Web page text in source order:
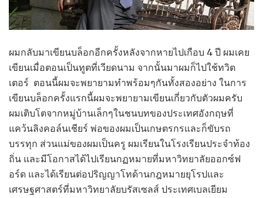
ผมกลับมาเขียนบล็อกอีกครั้งหลังจากหายไปเกือบ 4 ปี ผมเคย
เขียนเมื่อตอนเป็นทูตที่เวียดนาม จากนั้นมาผมก็ไปใช้ทวิต
เตอร์ ตอนนี้ผมจะพยายามทำพร้อมๆกันทั้งสองอย่าง ในการ
เขียนบล็อกครั้งแรกนี้ผมจะพยายามเขียนเกี่ยวกับตัวผมครับ
ผมเติบโตจากหมู่บ้านเล็กๆในชนบทของประเทศอังกฤษที่
แคว้นลิงคอล์นเชียร์ พ่อของผมเป็นเกษตรกรและก็ขับรถ
บรรทุก ส่วนแม่ของผมเป็นครู ผมเรียนในโรงเรียนประจำท้อง
ถิ่น และมีโอกาสได้ไปเรียนกฏหมายที่มหาวิทยาลัยออกซ์ฟ
อร์ด และได้เรียนต่อปริญญาโทด้านกฎหมายยุโรปและ
เศรษฐศาสตร์ที่มหาวิทยาลัยบรัสเซลส์ ประเทศเบลเยียม